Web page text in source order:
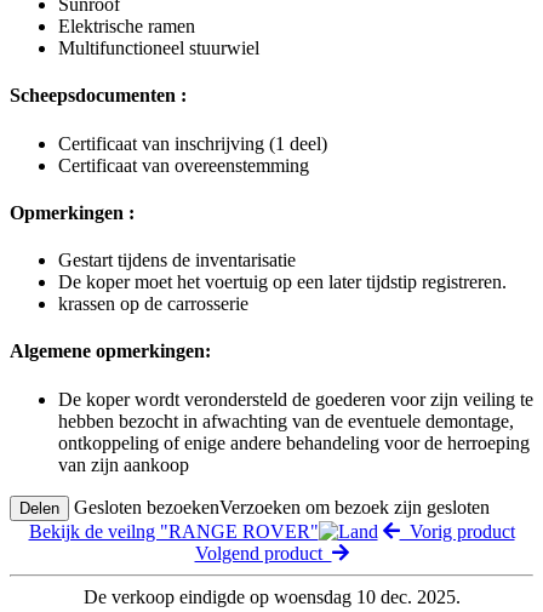
Sunroof
Elektrische ramen
Multifunctioneel stuurwiel
Scheepsdocumenten :
Certificaat van inschrijving (1 deel)
Certificaat van overeenstemming
Opmerkingen :
Gestart tijdens de inventarisatie
De koper moet het voertuig op een later tijdstip registreren.
krassen op de carrosserie
Algemene opmerkingen:
De koper wordt verondersteld de goederen voor zijn veiling te
hebben bezocht in afwachting van de eventuele demontage,
ontkoppeling of enige andere behandeling voor de herroeping
van zijn aankoop
Delen Gesloten bezoekenVerzoeken om bezoek zijn gesloten
Bekijk de veilng "RANGE ROVER"
Vorig product
Volgend product
De verkoop eindigde op woensdag 10 dec. 2025.